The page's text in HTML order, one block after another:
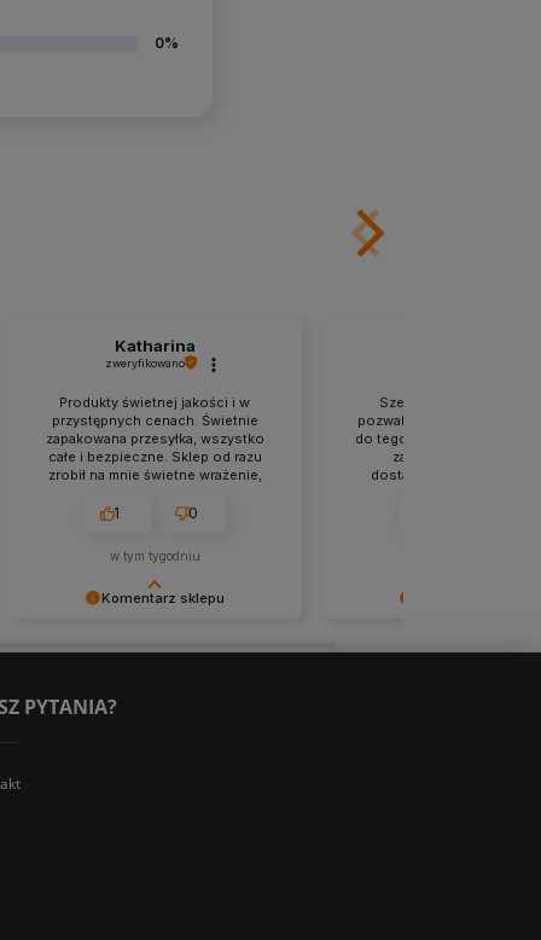
0%
Komentarz sklepu
Doceniamy czas poświęcony na
doświadczeniem. Jesteśmy
Katharina
zweryfikowano
Produkty świetnej jakości i w
przystępnych cenach. Świetnie
zapakowana przesyłka, wszystko
całe i bezpieczne. Sklep od razu
zrobił na mnie świetne wrażenie,
1 0
w tym tygodniu
Doceniamy czas
Szeroka gama
pozwala na
do tego fajne promki mają
zapakowana starannie
dostarczona w
PYTANIA?